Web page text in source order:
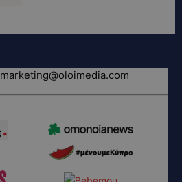
marketing@oloimedia.com